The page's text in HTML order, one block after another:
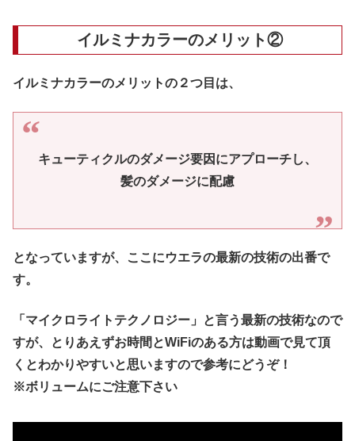
イルミナカラーのメリット②
イルミナカラーのメリットの２つ目は、
キューティクルのダメージ要因にアプローチし、
髪のダメージに配慮
となっていますが、ここにウエラの最新の技術の出番で
す。
「マイクロライトテクノロジー」と言う最新の技術なので
すが、とりあえずお時間とWiFiのある方は動画で見て頂
くとわかりやすいと思いますので参考にどうぞ！
※ボリュームにご注意下さい